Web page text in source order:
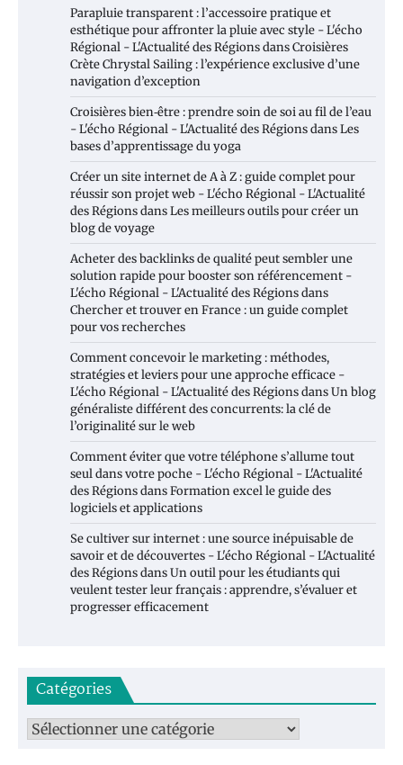
Parapluie transparent : l’accessoire pratique et
esthétique pour affronter la pluie avec style - L'écho
Régional - L'Actualité des RégionsdansCroisières
Crète Chrystal Sailing : l’expérience exclusive d’une
navigation d’exception
Croisières bien‑être : prendre soin de soi au fil de l’eau
- L'écho Régional - L'Actualité des RégionsdansLes
bases d’apprentissage du yoga
Créer un site internet de A à Z : guide complet pour
réussir son projet web - L'écho Régional - L'Actualité
des RégionsdansLes meilleurs outils pour créer un
blog de voyage
Acheter des backlinks de qualité peut sembler une
solution rapide pour booster son référencement -
L'écho Régional - L'Actualité des Régionsdans
Chercher et trouver en France : un guide complet
pour vos recherches
Comment concevoir le marketing : méthodes,
stratégies et leviers pour une approche efficace -
L'écho Régional - L'Actualité des RégionsdansUn blog
généraliste différent des concurrents: la clé de
l’originalité sur le web
Comment éviter que votre téléphone s’allume tout
seul dans votre poche - L'écho Régional - L'Actualité
des RégionsdansFormation excel le guide des
logiciels et applications
Se cultiver sur internet : une source inépuisable de
savoir et de découvertes - L'écho Régional - L'Actualité
des RégionsdansUn outil pour les étudiants qui
veulent tester leur français : apprendre, s’évaluer et
progresser efficacement
Catégories
Catégories